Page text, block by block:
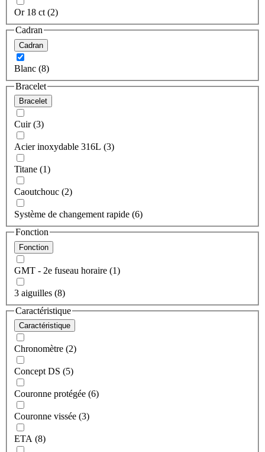
Or 18 ct (2)
Cadran
Cadran
Blanc (8)
Bracelet
Bracelet
Cuir (3)
Acier inoxydable 316L (3)
Titane (1)
Caoutchouc (2)
Système de changement rapide (6)
Fonction
Fonction
GMT - 2e fuseau horaire (1)
3 aiguilles (8)
Caractéristique
Caractéristique
Chronomètre (2)
Concept DS (5)
Couronne protégée (6)
Couronne vissée (3)
ETA (8)